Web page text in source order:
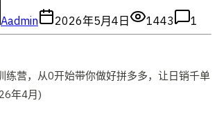
Aadmin 2026年5月4日 1443 1